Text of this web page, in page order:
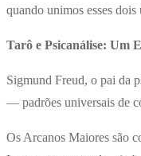
quando unimos esses
Tarô e Psicanálise: Um
Sigmund Freud, o pai da
— padrões universais de
Os Arcanos Maiores são